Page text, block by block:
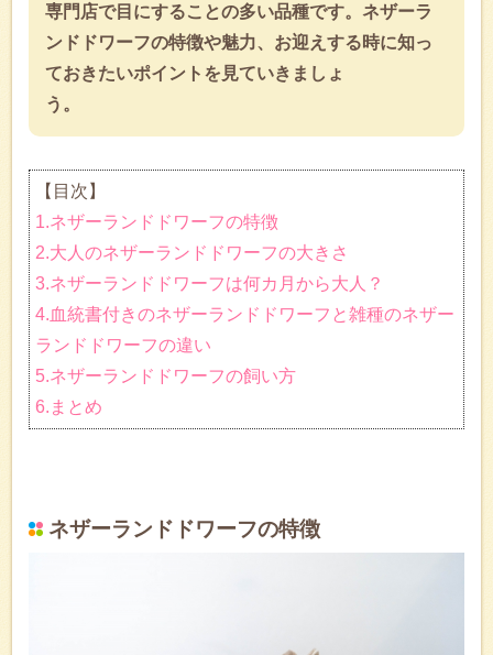
専門店で目にすることの多い品種です。ネザーラ
ンドドワーフの特徴や魅力、お迎えする時に知っ
ておきたいポイントを見ていきましょ
う
【目次】
1.ネザーランドドワーフの特徴
2.大人のネザーランドドワーフの大きさ
3.ネザーランドドワーフは何カ月から大人？
4.血統書付きのネザーランドドワーフと雑種のネザー
ランドドワーフの違い
5.ネザーランドドワーフの飼い方
6.まとめ
ネザーランドドワーフの特徴